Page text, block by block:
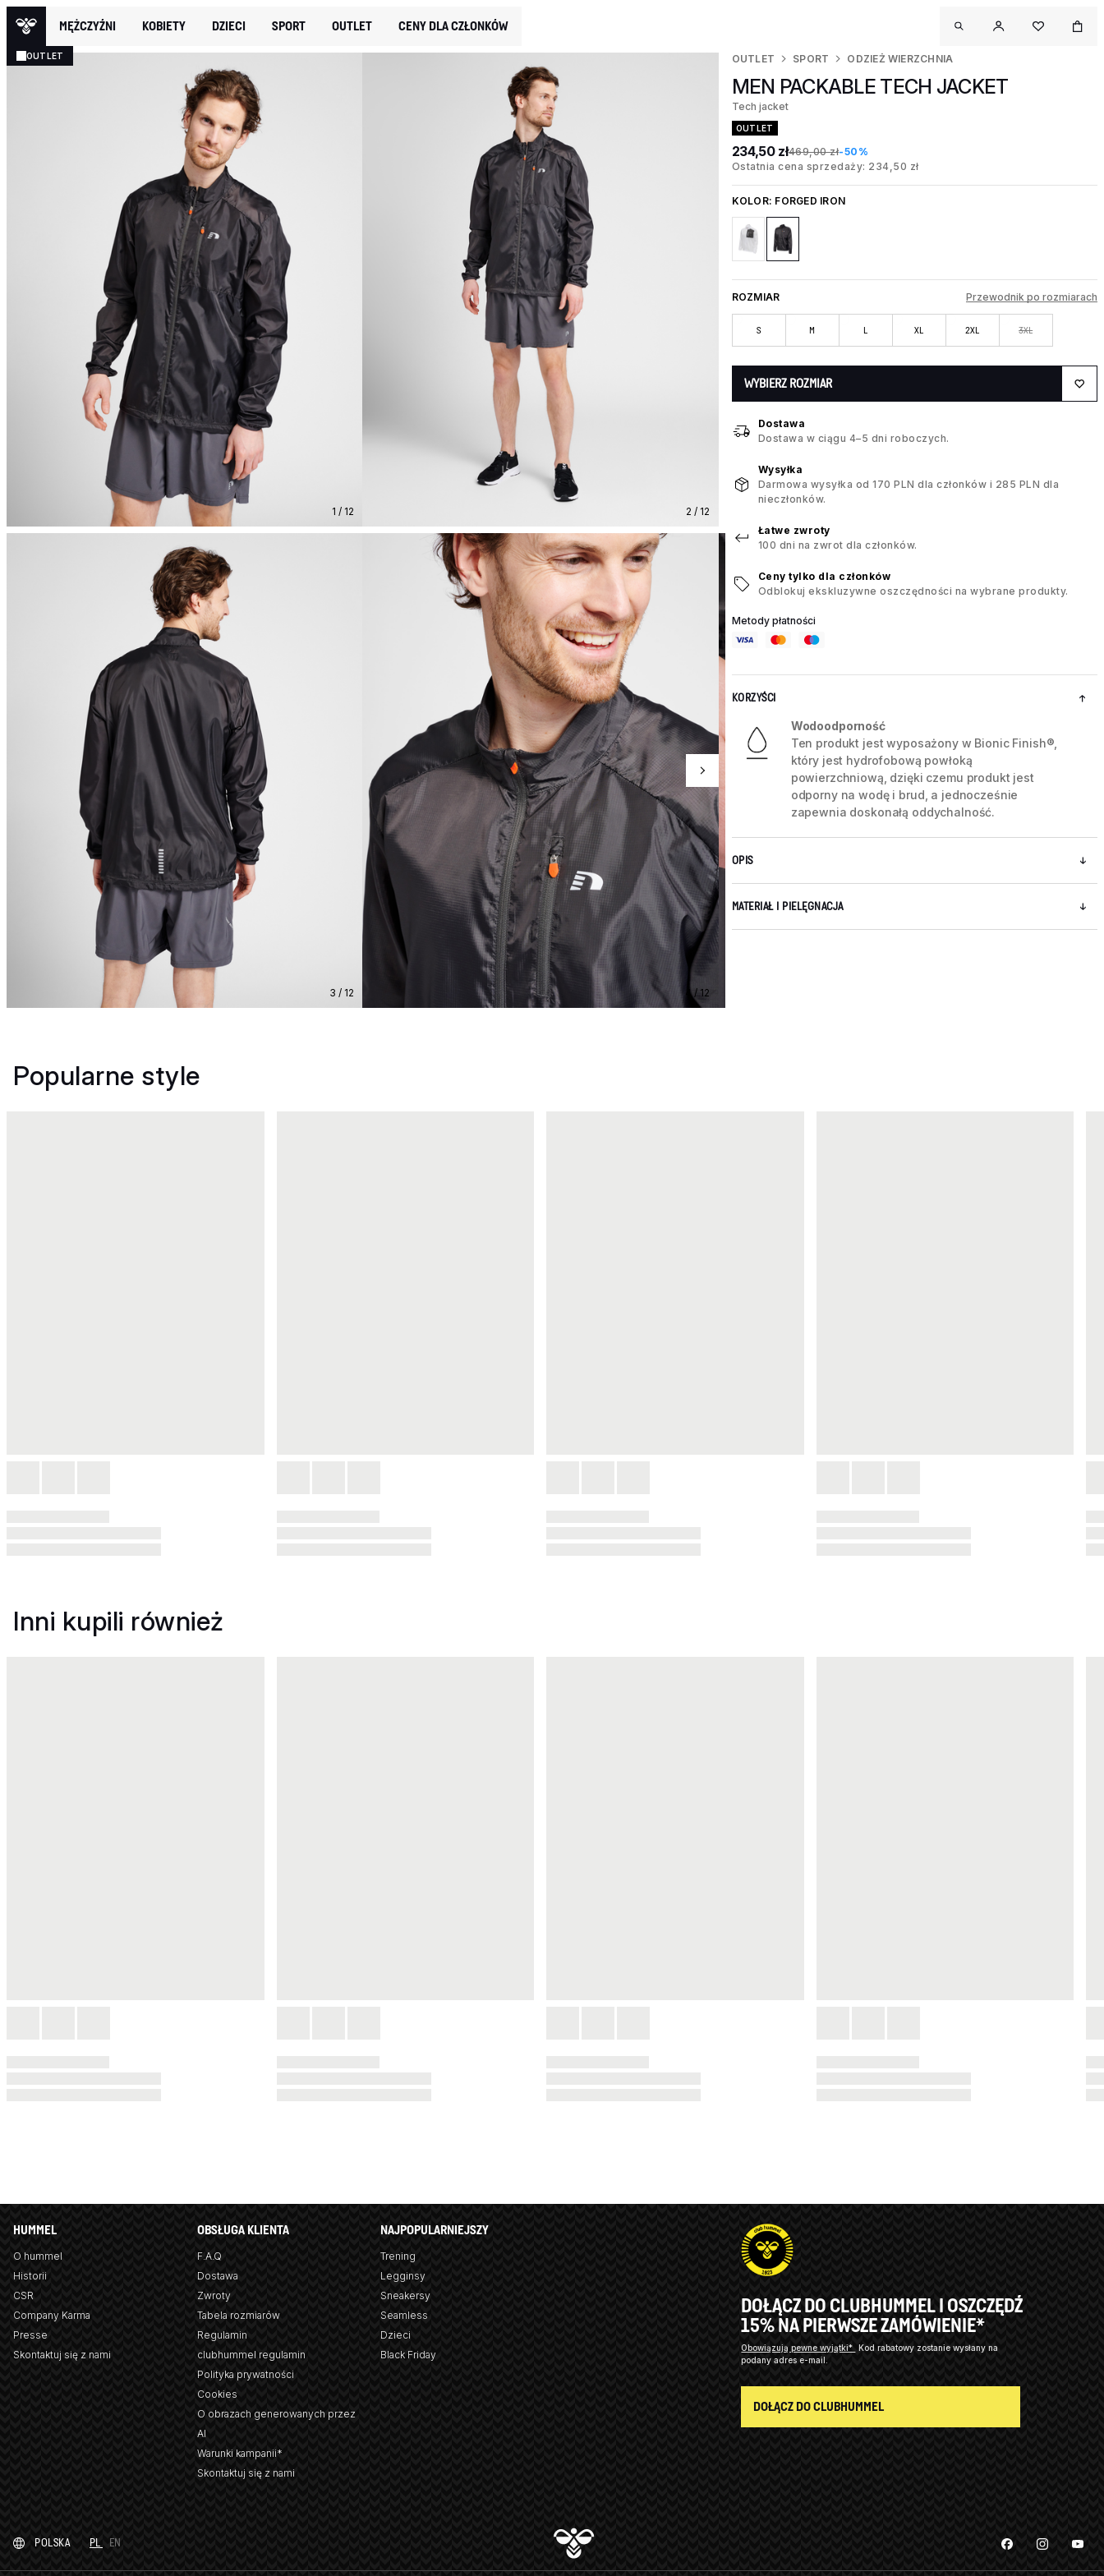
MĘŻCZYŹNI KOBIETY DZIECI SPORT OUTLET CENY DLA CZŁONKÓW
OUTLET
1 / 12 2 / 12
3 / 12 4 / 12
OUTLET SPORT ODZIEŻ WIERZCHNIA
MEN PACKABLE TECH JACKET
Tech jacket
OUTLET
234,50 zł469,00 zł-50%
Ostatnia cena sprzedaży: 234,50 zł
KOLOR: FORGED IRON
ROZMIAR Przewodnik po rozmiarach
S M L XL 2XL 3XL
WYBIERZ ROZMIAR
Dostawa
Dostawa w ciągu 4–5 dni roboczych.
Wysyłka
Darmowa wysyłka od 170 PLN dla członków i 285 PLN dla
nieczłonków.
Łatwe zwroty
100 dni na zwrot dla członków.
Ceny tylko dla członków
Odblokuj ekskluzywne oszczędności na wybrane produkty.
Metody płatności
KORZYŚCI
Wodoodporność
Ten produkt jest wyposażony w Bionic Finish®,
który jest hydrofobową powłoką
powierzchniową, dzięki czemu produkt jest
odporny na wodę i brud, a jednocześnie
zapewnia doskonałą oddychalność.
OPIS
MATERIAŁ I PIELĘGNACJA
Popularne style
Inni kupili również
HUMMEL
O hummel
Historii
CSR
Company Karma
Presse
Skontaktuj się z nami
OBSŁUGA KLIENTA
F.A.Q
Dostawa
Zwroty
Tabela rozmiarów
Regulamin
clubhummel regulamin
Polityka prywatności
Cookies
O obrazach generowanych przez
AI
Warunki kampanii*
Skontaktuj się z nami
NAJPOPULARNIEJSZY
Trening
Legginsy
Sneakersy
Seamless
Dzieci
Black Friday
DOŁĄCZ DO CLUBHUMMEL I OSZCZĘDŹ
15% NA PIERWSZE ZAMÓWIENIE*
Obowiązują pewne wyjątki* Kod rabatowy zostanie wysłany na
podany adres e-mail.
DOŁĄCZ DO CLUBHUMMEL
POLSKA PL EN